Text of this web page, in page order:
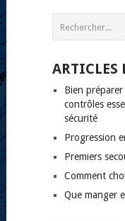
POSTS
NAVIGATION
ARTICLES
Bien
contrôles
sécurité
Progression
Premiers
Comment
Que manger